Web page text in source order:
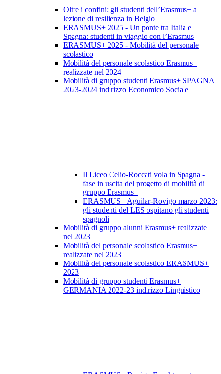
Oltre i confini: gli studenti dell’Erasmus+ a
lezione di resilienza in Belgio
ERASMUS+ 2025 - Un ponte tra Italia e
Spagna: studenti in viaggio con l’Erasmus
ERASMUS+ 2025 - Mobilità del personale
scolastico
Mobilità del personale scolastico Erasmus+
realizzate nel 2024
Mobilità di gruppo studenti Erasmus+ SPAGNA
2023-2024 indirizzo Economico Sociale
Il Liceo Celio-Roccati vola in Spagna -
fase in uscita del progetto di mobilità di
gruppo Erasmus+
ERASMUS+ Aguilar-Rovigo marzo 2023:
gli studenti del LES ospitano gli studenti
spagnoli
Mobilità di gruppo alunni Erasmus+ realizzate
nel 2023
Mobilità del personale scolastico Erasmus+
realizzate nel 2023
Mobilità del personale scolastico ERASMUS+
2023
Mobilità di gruppo studenti Erasmus+
GERMANIA 2022-23 indirizzo Linguistico